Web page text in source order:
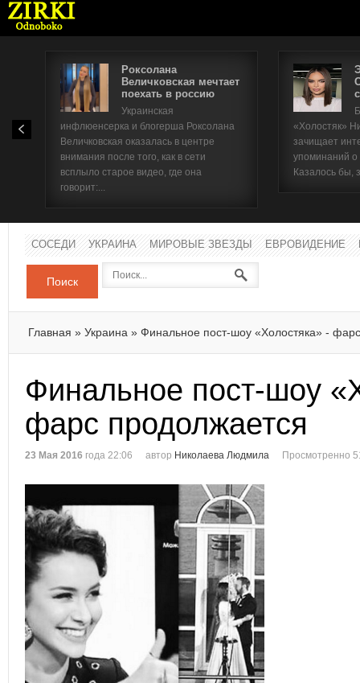
Роксолана
Величковская мечтает
поехать в россию
Украинская
инфлюенсерка и блогерша Роксолана
Величковская оказалась в центре
внимания после того, как в сети
всплыло старое видео, где она
говорит:...
«Холостяк»
зачищает
упоминаний
Казалось бы,
СОСЕДИ УКРАИНА МИРОВЫЕ ЗВЕЗДЫ ЕВРОВИДЕНИЕ
Поиск
Главная » Украина » Финальное пост-шоу «Холостяка» -
Финальное пост-шоу
фарс продолжается
23 Мая 2016 года 22:06 автор Николаева Людмила Просмотренно
Имя